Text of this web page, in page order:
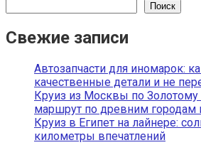
Поиск
Свежие записи
Автозапчасти для иномарок:
качественные детали и не
Круиз из Москвы по
маршрут по древним городам
Круиз в Египет на лайнере:
километры впечатлений